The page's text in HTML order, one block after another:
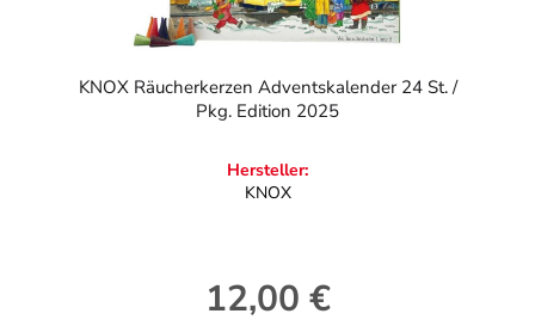
KNOX Räucherkerzen Adventskalender 24 St. /
Pkg. Edition 2025
Hersteller:
KNOX
Regulärer Preis:
12,00 €